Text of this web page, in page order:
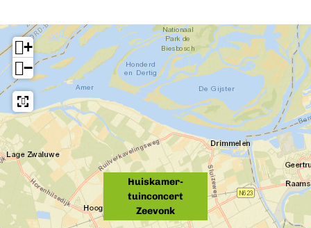
n
k
Huiskamer-
tuinconcert
Zeevonk
+
−